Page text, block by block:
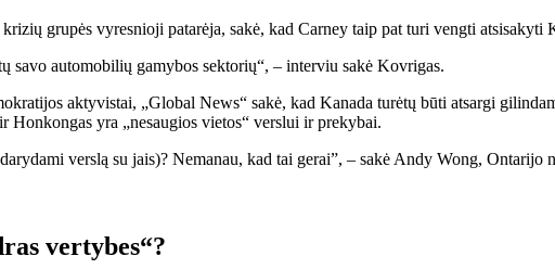
grupės vyresnioji patarėja, sakė, kad Carney taip pat turi vengti
savo automobilių gamybos sektorių“, – interviu sakė Kovrigas.
aktyvistai, „Global News“ sakė, kad Kanada turėtų būti atsargi
yra „nesaugios vietos“ verslui ir prekybai.
verslą su jais)? Nemanau, kad tai gerai”, – sakė Andy Wong,
vertybes“?